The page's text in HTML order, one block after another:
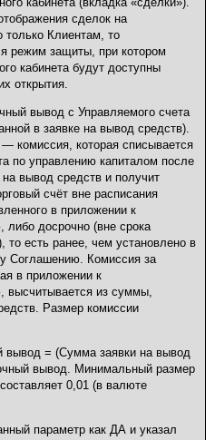
сделок на
Клиентам, то
режим защиты, при котором
кабинета будут доступны
открытия.
вывод с Управляемого счета
в заявке на вывод средств).
комиссия, которая списывается
по управлению капиталом после
на вывод средств и получит
счёт вне расписания
в приложении к
досрочно (вне срока
то есть ранее, чем установлено в
Соглашению. Комиссия за
в приложении к
высчитывается из суммы,
Размер комиссии
вывод = (Сумма заявки на вывод
вывод. Минимальный размер
0,01 (в валюте
параметр как ДА и указал